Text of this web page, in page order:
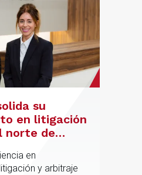
su
en litigación
norte de
en
y arbitraje